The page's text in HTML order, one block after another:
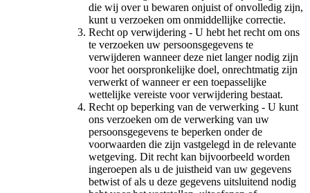
die wij over u bewaren onjuist of onvolledig zijn,
kunt u verzoeken om onmiddellijke correctie.
Recht op verwijdering - U hebt het recht om ons
te verzoeken uw persoonsgegevens te
verwijderen wanneer deze niet langer nodig zijn
voor het oorspronkelijke doel, onrechtmatig zijn
verwerkt of wanneer er een toepasselijke
wettelijke vereiste voor verwijdering bestaat.
Recht op beperking van de verwerking - U kunt
ons verzoeken om de verwerking van uw
persoonsgegevens te beperken onder de
voorwaarden die zijn vastgelegd in de relevante
wetgeving. Dit recht kan bijvoorbeeld worden
ingeroepen als u de juistheid van uw gegevens
betwist of als u deze gegevens uitsluitend nodig